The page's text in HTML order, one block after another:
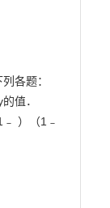
各题：
值．
）（1﹣